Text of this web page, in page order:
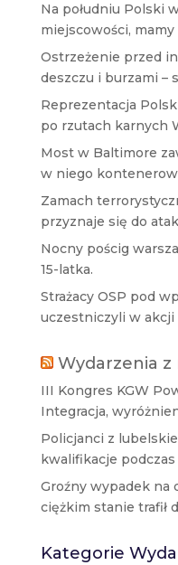
Na południu Polski
miejscowości,
Ostrzeżenie przed
deszczu i burzami –
Reprezentacja
po rzutach karnych
Most w Baltimore
w niego
Zamach
przyznaje się do
Nocny pościg
15-latka.
Strażacy OSP pod
uczestniczyli w akcji
Wydarzenia
III Kongres KGW
Integracja,
Policjanci z
kwalifikacje
Groźny wypadek na
ciężkim stanie trafił
Kategorie